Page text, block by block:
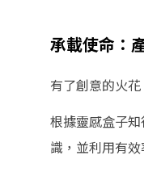
承載使命：
有了創意的火
根據靈感盒子
識，並利用有